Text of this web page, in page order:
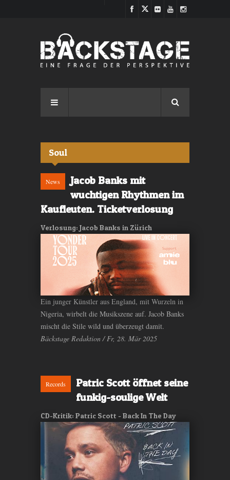
Soul
News
Jacob Banks mit
wuchtigen Rhythmen im
Kaufleuten. Ticketverlosung
Verlosung: Jacob Banks in Zürich
Ein junger Künstler aus England, mit Wurzeln in
Nigeria, wirbelt die Musikszene auf. Jacob Banks
mischt die Stile wild und überzeugt damit.
Bäckstage Redaktion / Fr, 28. Mär 2025
Records
Patric Scott öffnet seine
funkig-soulige Welt
CD-Kritik: Patric Scott - Back In The Day